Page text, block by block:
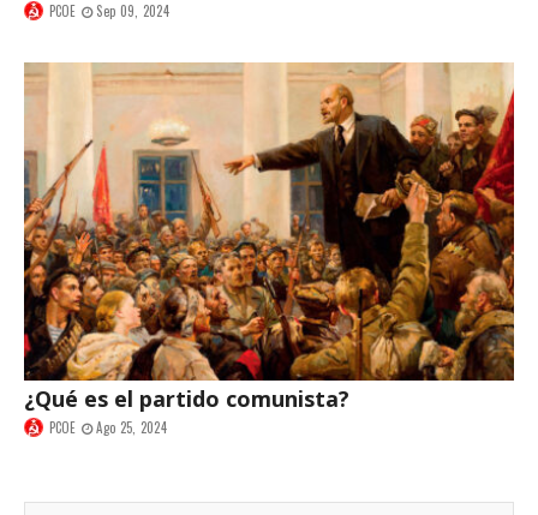
PCOE Sep 09, 2024
¿Qué es el partido comunista?
PCOE Ago 25, 2024